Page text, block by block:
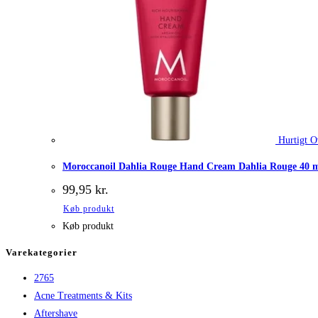
Hurtigt
Moroccanoil Dahlia Rouge Hand Cream Dahlia Rouge 40
99,95 kr.
Køb produkt
Køb produkt
Varekategorier
2765
Acne Treatments & Kits
Aftershave